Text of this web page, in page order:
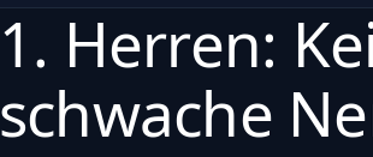
1. Herren:
schwache